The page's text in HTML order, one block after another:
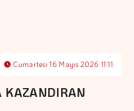
Cumartesi 16 Mayıs 2026 11:11
KAZANDIRAN